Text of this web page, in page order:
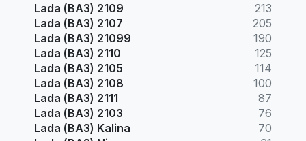
Lada (ВАЗ) 2109
213
Lada (ВАЗ) 2107
205
Lada (ВАЗ) 21099
190
Lada (ВАЗ) 2110
125
Lada (ВАЗ) 2105
114
Lada (ВАЗ) 2108
100
Lada (ВАЗ) 2111
87
Lada (ВАЗ) 2103
76
Lada (ВАЗ) Kalina
70